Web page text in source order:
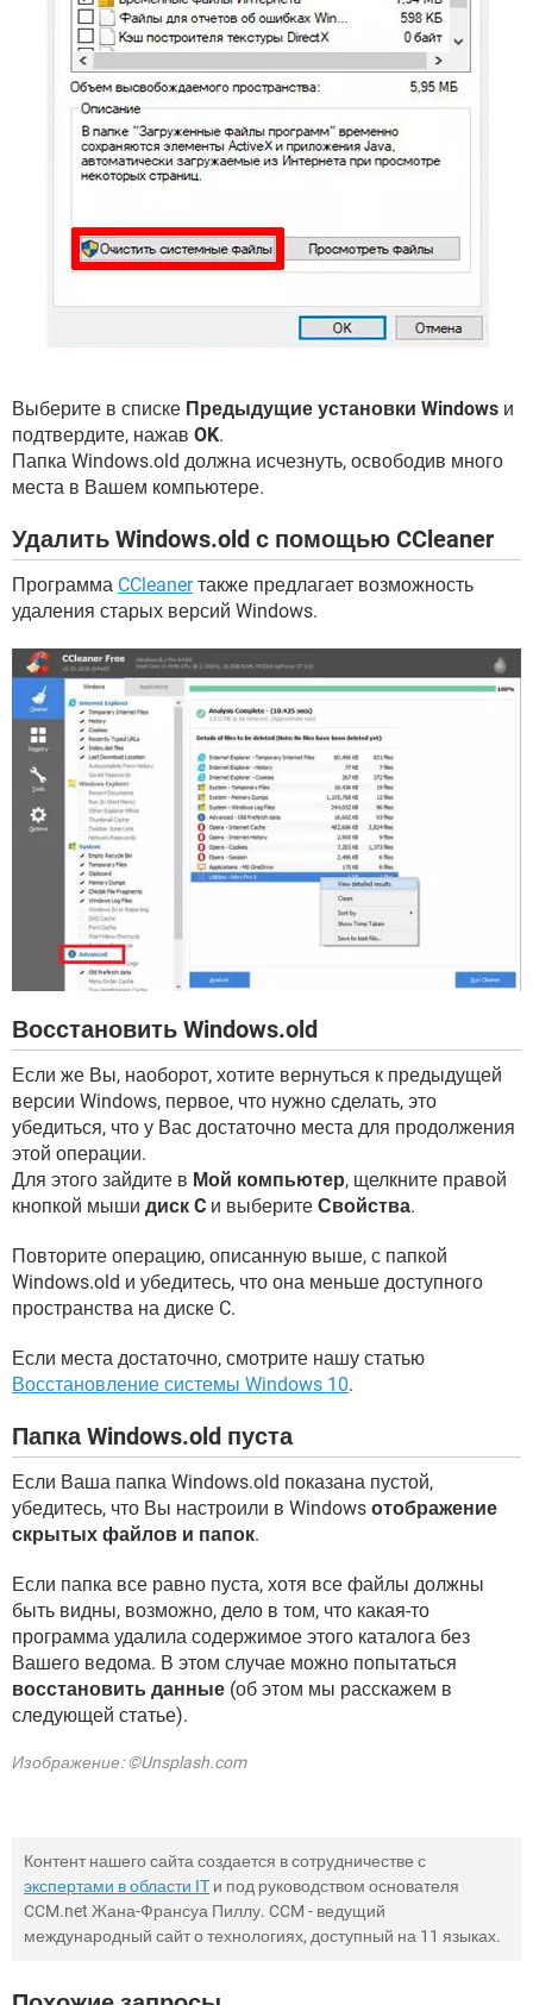
Выберите в списке Предыдущие установки Windows и
подтвердите, нажав OK.
Папка Windows.old должна исчезнуть, освободив много
места в Вашем компьютере.
Удалить Windows.old с помощью CCleaner
Программа CCleanerтакже предлагает возможность
удаления старых версий Windows.
Восстановить Windows.old
Если же Вы, наоборот, хотите вернуться к предыдущей
версии Windows, первое, что нужно сделать, это
убедиться, что у Вас достаточно места для продолжения
этой операции.
Для этого зайдите в Мой компьютер, щелкните правой
кнопкой мыши диск C и выберите Свойства.
Повторите операцию, описанную выше, с папкой
Windows.old и убедитесь, что она меньше доступного
пространства на диске C.
Если места достаточно, смотрите нашу статью
Восстановление системы Windows 10.
Папка Windows.old пуста
Если Ваша папка Windows.old показана пустой,
убедитесь, что Вы настроили в Windows отображение
скрытых файлов и папок.
Если папка все равно пуста, хотя все файлы должны
быть видны, возможно, дело в том, что какая-то
программа удалила содержимое этого каталога без
Вашего ведома. В этом случае можно попытаться
восстановить данные (об этом мы расскажем в
следующей статье).
Изображение: ©Unsplash.com
Контент нашего сайта создается в сотрудничестве с
экспертами в области IT и под руководством основателя
CCM.net Жана-Франсуа Пиллу. CCM - ведущий
международный сайт о технологиях, доступный на 11 языках.